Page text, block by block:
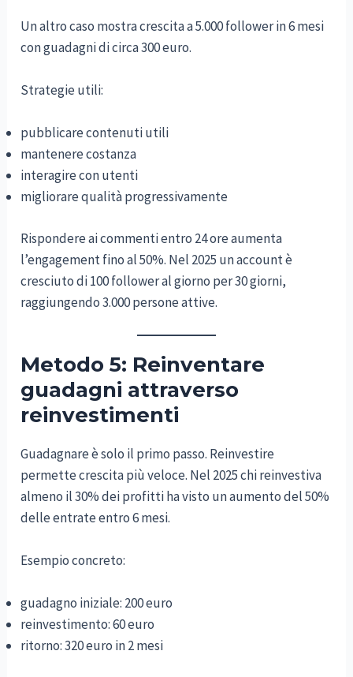
Un altro caso mostra crescita a 5.000 follower in 6 mesi
con guadagni di circa 300 euro.
Strategie utili:
pubblicare contenuti utili
mantenere costanza
interagire con utenti
migliorare qualità progressivamente
Rispondere ai commenti entro 24 ore aumenta
l’engagement fino al 50%. Nel 2025 un account è
cresciuto di 100 follower al giorno per 30 giorni,
raggiungendo 3.000 persone attive.
Metodo 5: Reinventare
guadagni attraverso
reinvestimenti
Guadagnare è solo il primo passo. Reinvestire
permette crescita più veloce. Nel 2025 chi reinvestiva
almeno il 30% dei profitti ha visto un aumento del 50%
delle entrate entro 6 mesi.
Esempio concreto:
guadagno iniziale: 200 euro
reinvestimento: 60 euro
ritorno: 320 euro in 2 mesi